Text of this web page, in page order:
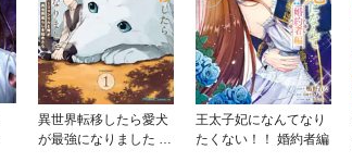
異世界転移したら愛犬
が最強になりました ～
王太子妃になんてなり
たくない！！ 婚約者編